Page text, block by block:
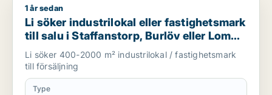
Li söker industrilokal eller fastighetsmark till salu i
1 år sedan
Li söker industrilokal eller fastighetsmark
till salu i Staffanstorp, Burlöv eller Lomma
m.fl.
Li söker 400-2000 m² industrilokal / fastighetsmark
till försäljning
Type